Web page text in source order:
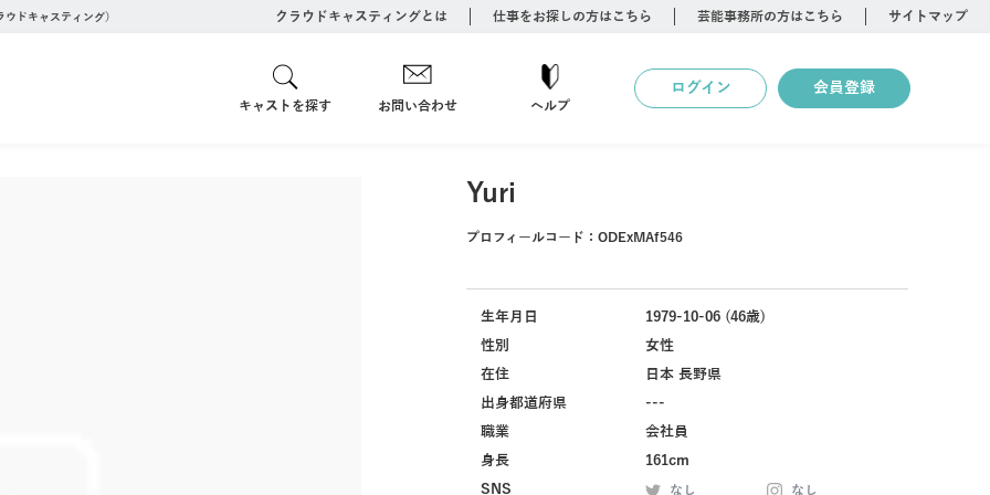
ドキャスティング） クラウドキャスティングとは 仕事をお探しの方はこちら 芸能事務所の方はこちら サイトマップ
キャストを探す お問い合わせ ヘルプ
ログイン 会員登録
Yuri
プロフィールコード： ODExMAf546
生年月日
1979-10-06 (46歳)
性別
女性
在住
日本 長野県
出身都道府県
---
職業
会社員
身長
161cm
SNS
なし なし